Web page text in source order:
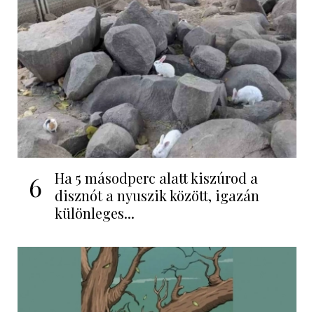
6
Ha 5 másodperc alatt kiszúrod a
disznót a nyuszik között, igazán
különleges...